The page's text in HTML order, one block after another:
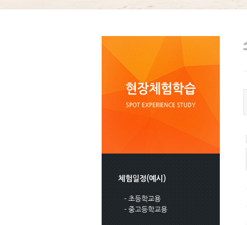
체험일정(예시)
- 초등학교용
- 중고등학교용